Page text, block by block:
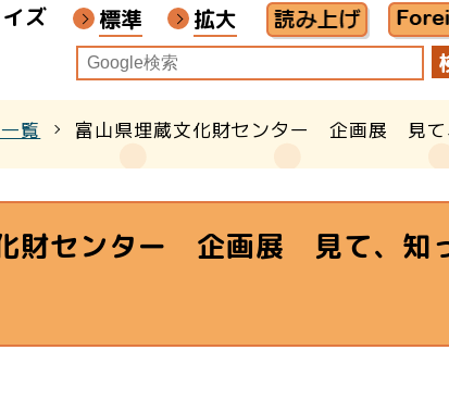
ズ 標準 拡大
覧 富山県埋蔵文化財センター 企画展 見
財センター 企画展 見て、知